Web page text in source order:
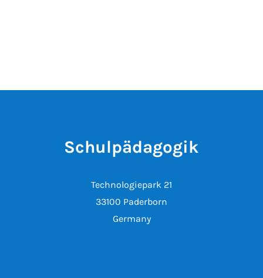
Schulpädagogik
Technologiepark 21
33100 Paderborn
Germany